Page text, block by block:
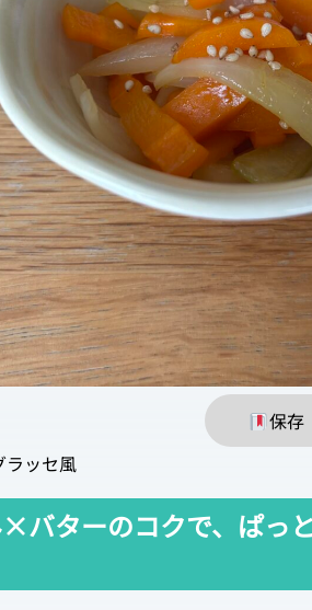
保存
ラッセ風
バターのコクで、ぱっ